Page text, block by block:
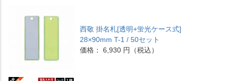
西敬 掛名札[透明+蛍光ケース式]
28×90mm T-1 / 50セット
価格： 6,930 円（税込）